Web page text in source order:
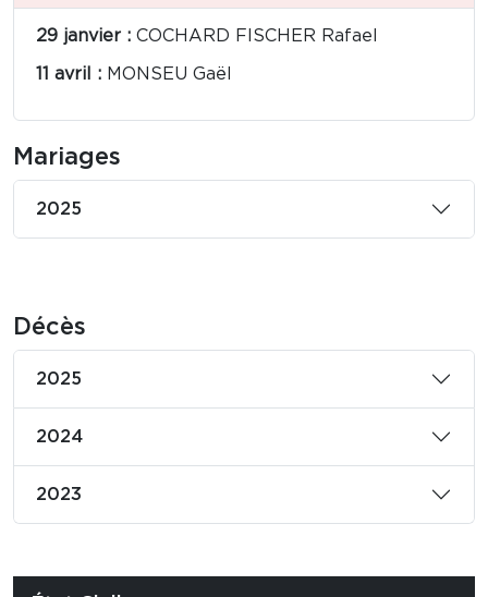
29 janvier : COCHARD FISCHER Rafael
11 avril : MONSEU Gaël
Mariages
2025
Décès
2025
2024
2023